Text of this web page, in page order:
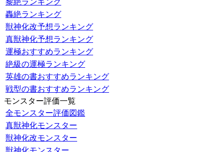
黎絶ランキング
轟絶ランキング
獣神化改予想ランキング
真獣神化予想ランキング
運極おすすめランキング
絶級の運極ランキング
英雄の書おすすめランキング
戦型の書おすすめランキング
モンスター評価一覧
全モンスター評価図鑑
真獣神化モンスター
獣神化改モンスター
獣神化モンスター